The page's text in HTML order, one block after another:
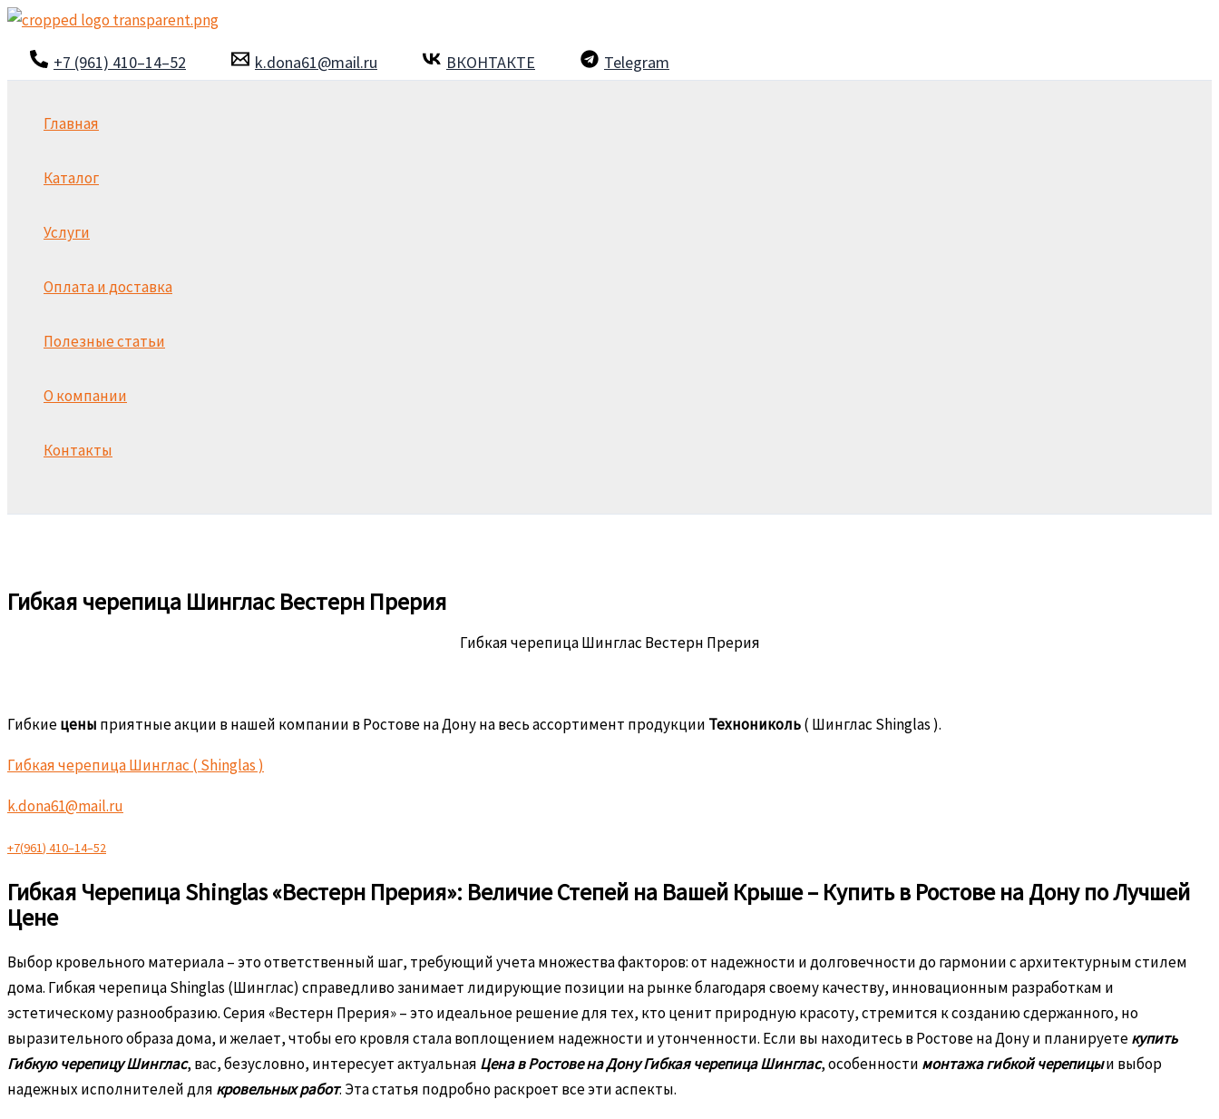
Перейти
содержимому
+7 (961) 410–14–52 k.dona61@mail.ru ВКОНТАКТЕ Telegram
Главная
Каталог
Услуги
Оплата и доставка
Полезные статьи
О компании
Контакты
Гибкая черепица Шинглас Вестерн Прерия
Гибкая черепица Шинглас Вестерн Прерия
Гибкиецены приятные акции в нашей компании в Ростове на Дону на весь ассортимент продукции Технониколь( Шинглас Shinglas ).
Гибкая черепица Шинглас ( Shinglas )
k.dona61@mail.ru
+7(961) 410–14–52
Гибкая Черепица Shinglas «Вестерн Прерия»: Величие Степей на Вашей Крыше – Купить в Ростове на Дону по Лучшей
Цене
Выбор кровельного материала – это ответственный шаг, требующий учета множества факторов: от надежности и долговечности до гармонии с архитектурным стилем
дома. Гибкая черепица Shinglas (Шинглас) справедливо занимает лидирующие позиции на рынке благодаря своему качеству, инновационным разработкам и
эстетическому разнообразию. Серия «Вестерн Прерия» – это идеальное решение для тех, кто ценит природную красоту, стремится к созданию сдержанного, но
выразительного образа дома, и желает, чтобы его кровля стала воплощением надежности и утонченности. Если вы находитесь в Ростове на Дону и планируетекупить
Гибкую черепицу Шинглас, вас, безусловно, интересует актуальная Цена в Ростове на Дону Гибкая черепица Шинглас, особенности монтажа гибкой черепицыи выбор
надежных исполнителей для кровельных работ. Эта статья подробно раскроет все эти аспекты.